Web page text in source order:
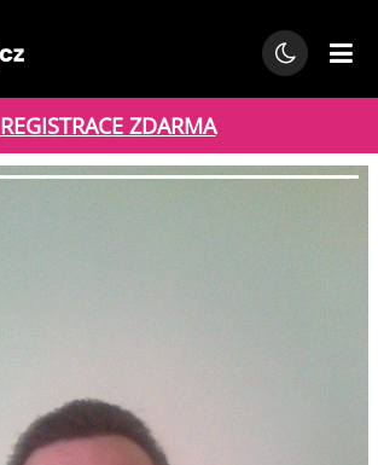
REGISTRACE ZDARMA